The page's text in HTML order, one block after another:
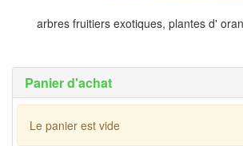
Panier d'achat
Le panier est vide
arbres fruitiers exotiques, plantes d'